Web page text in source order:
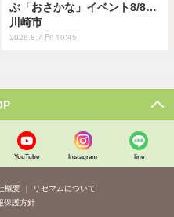
ぶ「おさかな」イベント8/8…
川崎市
2026.8.7 Fri 10:45
YouTube Instagram line
概要
リセマムについて
保護方針